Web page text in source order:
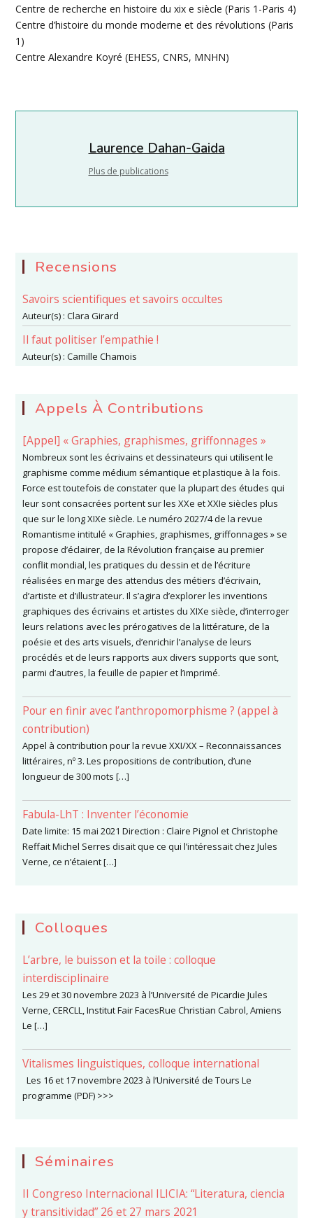
Centre de recherche en histoire du xix e siècle (Paris 1-Paris 4)
Centre d’histoire du monde moderne et des révolutions (Paris
1)
Centre Alexandre Koyré (EHESS, CNRS, MNHN)
Laurence Dahan-Gaida
Plus de publications
Recensions
Savoirs scientifiques et savoirs occultes
Auteur(s) :Clara Girard
Il faut politiser l’empathie !
Auteur(s) :Camille Chamois
Appels À Contributions
[Appel] « Graphies, graphismes, griffonnages »
Nombreux sont les écrivains et dessinateurs qui utilisent le
graphisme comme médium sémantique et plastique à la fois.
Force est toutefois de constater que la plupart des études qui
leur sont consacrées portent sur les XXe et XXIe siècles plus
que sur le long XIXe siècle. Le numéro 2027/4 de la revue
Romantisme intitulé « Graphies, graphismes, griffonnages » se
propose d’éclairer, de la Révolution française au premier
conflit mondial, les pratiques du dessin et de l’écriture
réalisées en marge des attendus des métiers d’écrivain,
d’artiste et d’illustrateur. Il s’agira d’explorer les inventions
graphiques des écrivains et artistes du XIXe siècle, d’interroger
leurs relations avec les prérogatives de la littérature, de la
poésie et des arts visuels, d’enrichir l’analyse de leurs
procédés et de leurs rapports aux divers supports que sont,
parmi d’autres, la feuille de papier et l’imprimé.
Pour en finir avec l’anthropomorphisme ? (appel à
contribution)
Appel à contribution pour la revue XXI/XX – Reconnaissances
littéraires, nº 3. Les propositions de contribution, d’une
longueur de 300 mots […]
Fabula-LhT : Inventer l’économie
Date limite: 15 mai 2021 Direction : Claire Pignol et Christophe
Reffait Michel Serres disait que ce qui l’intéressait chez Jules
Verne, ce n’étaient […]
Colloques
L’arbre, le buisson et la toile : colloque
interdisciplinaire
Les 29 et 30 novembre 2023 à l’Université de Picardie Jules
Verne, CERCLL, Institut Fair FacesRue Christian Cabrol, Amiens
Le […]
Vitalismes linguistiques, colloque international
Les 16 et 17 novembre 2023 à l’Université de Tours Le
programme (PDF) >>>
Séminaires
II Congreso Internacional ILICIA: “Literatura, ciencia
y transitividad” 26 et 27 mars 2021